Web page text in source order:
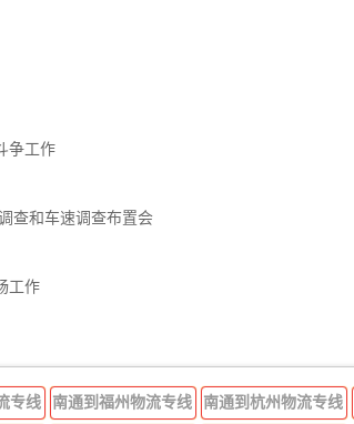
争工作
查和车速调查布置会
工作
专线 南通到福州物流专线 南通到杭州物流专线